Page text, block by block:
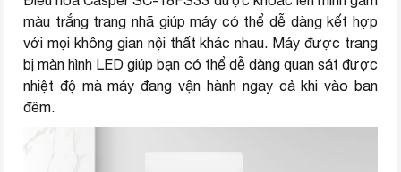
màu trắng trang nhã giúp máy có thể dễ dàng kết hợp
với mọi không gian nội thất khác nhau. Máy được trang
bị màn hình LED giúp bạn có thể dễ dàng quan sát được
nhiệt độ mà máy đang vận hành ngay cả khi vào ban
đêm.